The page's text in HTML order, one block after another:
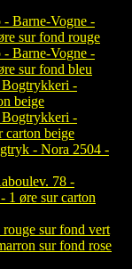
Barne-Vogne -
sur fond rouge
Barne-Vogne -
sur fond bleu
Bogtrykkeri -
beige
Bogtrykkeri -
carton beige
- Nora 2504 -
78 -
1 øre sur carton
sur fond vert
sur fond rose